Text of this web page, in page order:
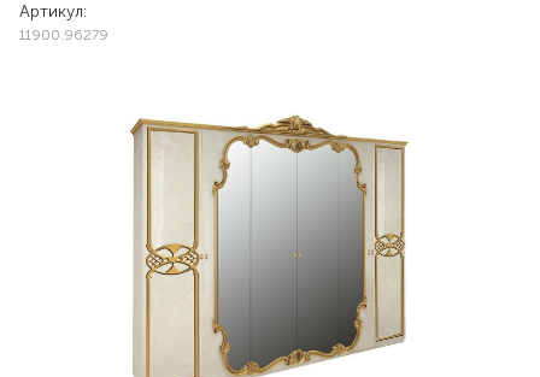
Артикул:
11900.96279